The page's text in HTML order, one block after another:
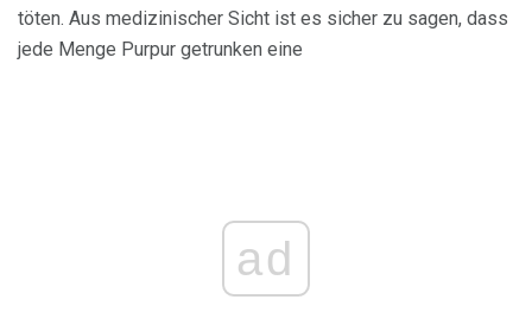
töten. Aus medizinischer Sicht ist es sicher zu sagen, dass
jede Menge Purpur getrunken eine
ad